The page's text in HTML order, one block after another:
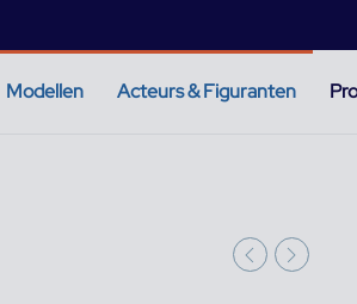
Modellen Acteurs & Figuranten